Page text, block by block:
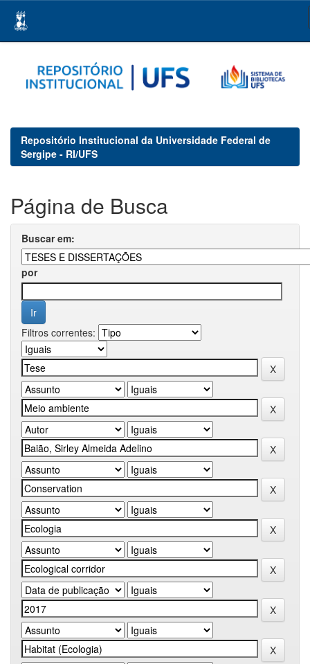
navigation
Repositório Institucional da Universidade Federal de
Sergipe - RI/UFS
Página de Busca
Buscar em:
por
Filtros correntes: